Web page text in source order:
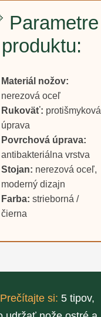
Parametre
produktu:
Materiál nožov:
nerezová oceľ
Rukoväť: protišmyková
úprava
Povrchová úprava:
antibakteriálna vrstva
Stojan: nerezová oceľ,
moderný dizajn
Farba: strieborná /
čierna
Prečítajte si: 5 tipov,